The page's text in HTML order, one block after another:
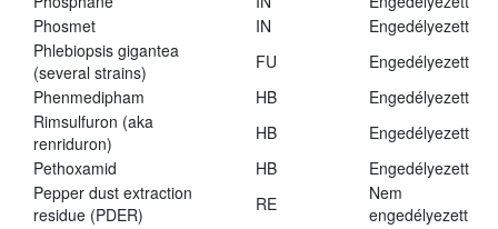
Phosmet
IN
Engedélyezett
Phlebiopsis gigantea
(several strains)
FU
Engedélyezett
Phenmedipham
HB
Engedélyezett
Rimsulfuron (aka
renriduron)
HB
Engedélyezett
Pethoxamid
HB
Engedélyezett
Pepper dust extraction
residue (PDER)
RE
Nem
engedélyezett